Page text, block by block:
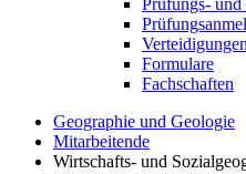
Prüfungs- und
Verteidigungen
Formulare
Fachschaften
Geographie und Geologie
Mitarbeitende
Wirtschafts- und